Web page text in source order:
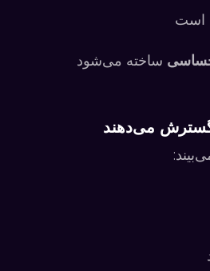
است
ساخته می‌شود